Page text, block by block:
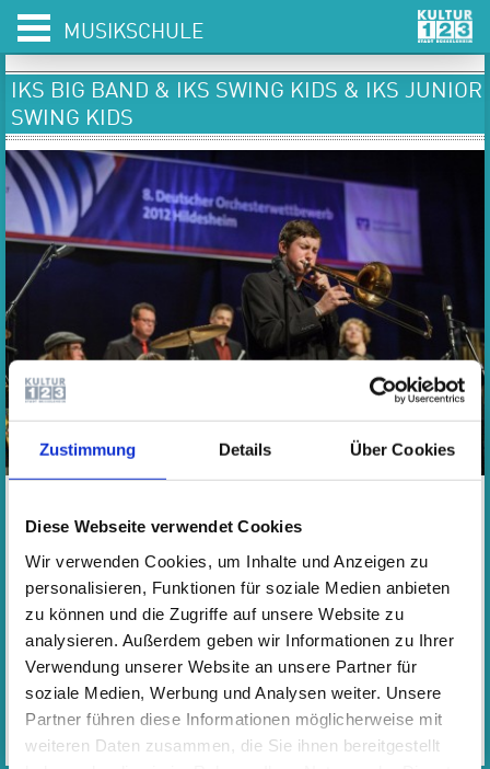
Zustimmung Details Über Cookies
Diese Webseite verwendet Cookies
Wir verwenden Cookies, um Inhalte und Anzeigen zu
personalisieren, Funktionen für soziale Medien anbieten
zu können und die Zugriffe auf unsere Website zu
analysieren. Außerdem geben wir Informationen zu Ihrer
Verwendung unserer Website an unsere Partner für
soziale Medien, Werbung und Analysen weiter. Unsere
Partner führen diese Informationen möglicherweise mit
weiteren Daten zusammen, die Sie ihnen bereitgestellt
MUSIKSCHULE
IKS BIG BAND & IKS SWING KIDS & IKS JUNIOR
SWING KIDS
musikalischen Aus- und Weiterbildung von Kindern,
Jugendlichen und Erwachsenen im Bereich Jazz. Die bereits
vielfach prämierten Formationen IKS Junior Swing Kids, IKS
Swing Kids und IKS Big Band werden neben den
Musiklehrkräften der IKS von Profimusiker*innen, sowie
Gastdozent*innen unterrichtet.
Weitere Informationen zum IKS Jazz e.V. MEHR